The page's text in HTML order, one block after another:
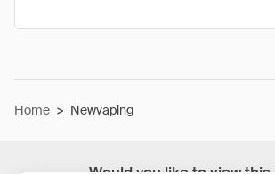
Home > Newvaping